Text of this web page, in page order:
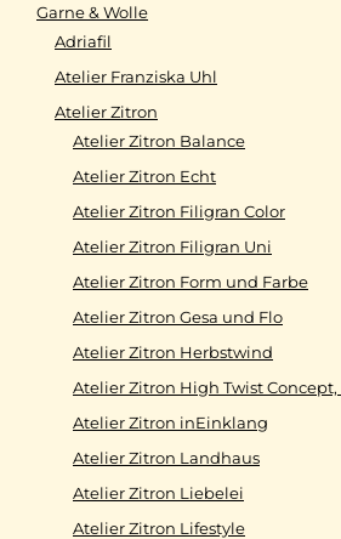
Garne & Wolle
Adriafil
Atelier Franziska Uhl
Atelier Zitron
Atelier Zitron Balance
Atelier Zitron Echt
Atelier Zitron Filigran Color
Atelier Zitron Filigran Uni
Atelier Zitron Form und Farbe
Atelier Zitron Gesa und Flo
Atelier Zitron Herbstwind
Atelier Zitron High Twist
Atelier Zitron inEinklang
Atelier Zitron Landhaus
Atelier Zitron Liebelei
Atelier Zitron Lifestyle